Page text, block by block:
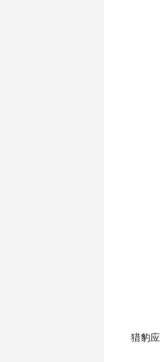
猎豹